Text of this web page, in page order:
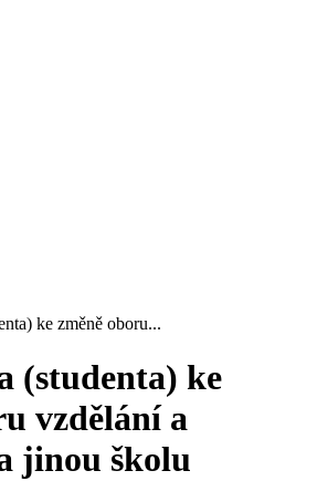
ke změně oboru...
(studenta) ke
vzdělání a
jinou školu